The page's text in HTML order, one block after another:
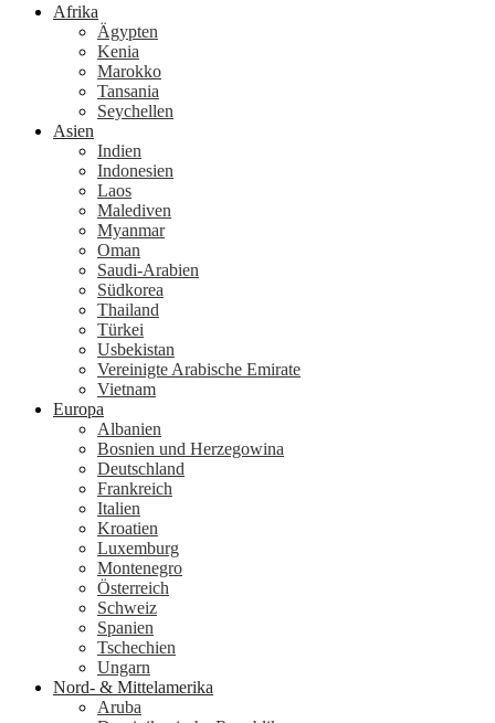
Afrika
Ägypten
Kenia
Marokko
Tansania
Seychellen
Asien
Indien
Indonesien
Laos
Malediven
Myanmar
Oman
Saudi-Arabien
Südkorea
Thailand
Türkei
Usbekistan
Vereinigte Arabische Emirate
Vietnam
Europa
Albanien
Bosnien und Herzegowina
Deutschland
Frankreich
Italien
Kroatien
Luxemburg
Montenegro
Österreich
Schweiz
Spanien
Tschechien
Ungarn
Nord- & Mittelamerika
Aruba